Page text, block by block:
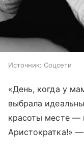
Источник: Соцсети
«День, когда у
выбрала
красоты месте —
Аристократка!»